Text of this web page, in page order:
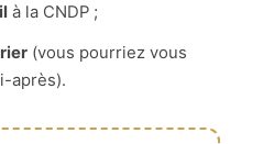
à la CNDP ;
(vous pourriez vous
après).